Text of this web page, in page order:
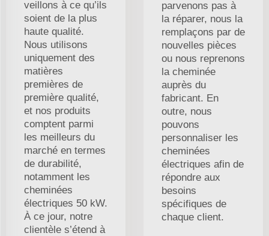
veillons à ce qu’ils
soient de la plus
haute qualité.
Nous utilisons
uniquement des
matières
premières de
première qualité,
et nos produits
comptent parmi
les meilleurs du
marché en termes
de durabilité,
notamment les
cheminées
électriques 50 kW.
À ce jour, notre
clientèle s’étend à
parvenons pas à
la réparer, nous la
remplaçons par de
nouvelles pièces
ou nous reprenons
la cheminée
auprès du
fabricant. En
outre, nous
pouvons
personnaliser les
cheminées
électriques afin de
répondre aux
besoins
spécifiques de
chaque client.